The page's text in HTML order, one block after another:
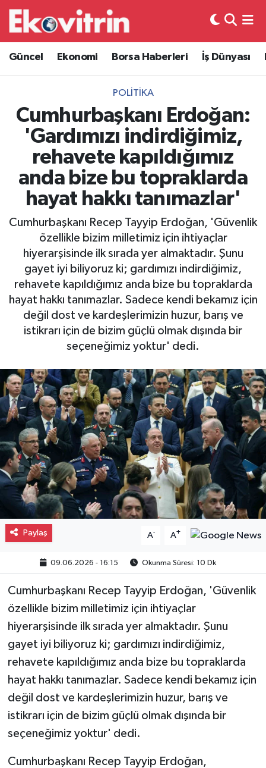
Güncel Ekonomi Borsa Haberleri İş Dünyası
POLITIKA
Cumhurbaşkanı Erdoğan:
'Gardımızı indirdiğimiz,
rehavete kapıldığımız
anda bize bu topraklarda
hayat hakkı tanımazlar'
Cumhurbaşkanı Recep Tayyip Erdoğan, 'Güvenlik
özellikle bizim milletimiz için ihtiyaçlar
hiyerarşisinde ilk sırada yer almaktadır. Şunu
gayet iyi biliyoruz ki; gardımızı indirdiğimiz,
rehavete kapıldığımız anda bize bu topraklarda
hayat hakkı tanımazlar. Sadece kendi bekamız için
değil dost ve kardeşlerimizin huzur, barış ve
istikrarı için de bizim güçlü olmak dışında bir
seçeneğimiz yoktur' dedi.
Paylaş A- A+
09.06.2026 - 16:15 Okunma Süresi: 10 Dk
Cumhurbaşkanı Recep Tayyip Erdoğan, 'Güvenlik
özellikle bizim milletimiz için ihtiyaçlar
hiyerarşisinde ilk sırada yer almaktadır. Şunu
gayet iyi biliyoruz ki; gardımızı indirdiğimiz,
rehavete kapıldığımız anda bize bu topraklarda
hayat hakkı tanımazlar. Sadece kendi bekamız için
değil dost ve kardeşlerimizin huzur, barış ve
istikrarı için de bizim güçlü olmak dışında bir
seçeneğimiz yoktur' dedi.
Cumhurbaşkanı Recep Tayyip Erdoğan,
Güncel
Ekonomi
Borsa Haberleri
İş Dünyası
Lojistik
Otovitrin
Asayiş
Magazin
Gayrimenkul
Spor
Hava Durumu
Trafik Durumu
Süper Lig Puan Durumu ve Fikstür
Tüm Manşetler
Son Dakika Haberleri
Haber Arşivi